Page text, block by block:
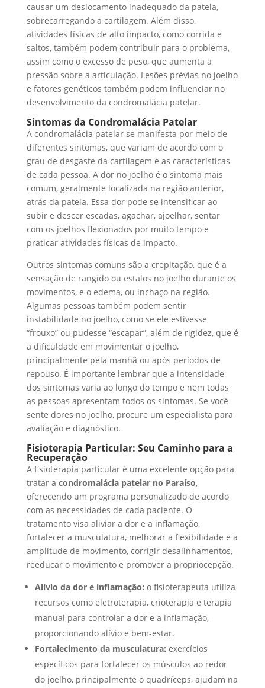
causar um deslocamento inadequado da patela,
sobrecarregando a cartilagem. Além disso,
atividades físicas de alto impacto, como corrida e
saltos, também podem contribuir para o problema,
assim como o excesso de peso, que aumenta a
pressão sobre a articulação. Lesões prévias no joelho
e fatores genéticos também podem influenciar no
desenvolvimento da condromalácia patelar.
Sintomas da Condromalácia Patelar
A condromalácia patelar se manifesta por meio de
diferentes sintomas, que variam de acordo com o
grau de desgaste da cartilagem e as características
de cada pessoa. A dor no joelho é o sintoma mais
comum, geralmente localizada na região anterior,
atrás da patela. Essa dor pode se intensificar ao
subir e descer escadas, agachar, ajoelhar, sentar
com os joelhos flexionados por muito tempo e
praticar atividades físicas de impacto.
Outros sintomas comuns são a crepitação, que é a
sensação de rangido ou estalos no joelho durante os
movimentos, e o edema, ou inchaço na região.
Algumas pessoas também podem sentir
instabilidade no joelho, como se ele estivesse
“frouxo” ou pudesse “escapar”, além de rigidez, que é
a dificuldade em movimentar o joelho,
principalmente pela manhã ou após períodos de
repouso. É importante lembrar que a intensidade
dos sintomas varia ao longo do tempo e nem todas
as pessoas apresentam todos os sintomas. Se você
sente dores no joelho, procure um especialista para
avaliação e diagnóstico.
Fisioterapia Particular: Seu Caminho para a
Recuperação
A fisioterapia particular é uma excelente opção para
tratar a condromalácia patelar no Paraíso,
oferecendo um programa personalizado de acordo
com as necessidades de cada paciente. O
tratamento visa aliviar a dor e a inflamação,
fortalecer a musculatura, melhorar a flexibilidade e a
amplitude de movimento, corrigir desalinhamentos,
reeducar o movimento e promover a propriocepção.
Alívio da dor e inflamação: o fisioterapeuta utiliza
recursos como eletroterapia, crioterapia e terapia
manual para controlar a dor e a inflamação,
proporcionando alívio e bem-estar.
Fortalecimento da musculatura: exercícios
específicos para fortalecer os músculos ao redor
do joelho, principalmente o quadríceps, ajudam na